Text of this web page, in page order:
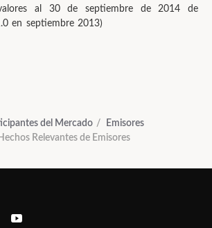
al 30 de septiembre de 2014 de
en septiembre 2013)
del Mercado
Emisores
Hechos Relevantes de Emisores